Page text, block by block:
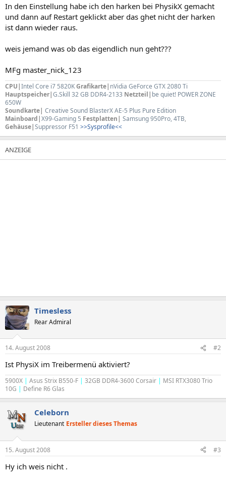
In den Einstellung habe ich den harken bei PhysikX gemacht
und dann auf Restart geklickt aber das ghet nicht der harken
ist dann wieder raus.
weis jemand was ob das eigendlich nun geht???
MFg master_nick_123
CPU|Intel Core i7 5820KGrafikarte| nVidia GeForce GTX 2080 Ti
Hauptspeicher|G.Skill 32 GB DDR4-2133 Netzteil| be quiet! POWER ZONE
650W
Soundkarte| Creative Sound BlasterX AE-5 Plus Pure Edition
Mainboard|X99-Gaming 5 Festplatten| Samsung 950Pro, 4TB,
Gehäuse|Suppressor F51 >>Sysprofile<<
Timesless
Rear Admiral
14. August 2008 #2
Ist PhysiX im Treibermenü aktiviert?
5900X | Asus Strix B550-F | 32GB DDR4-3600 Corsair | MSI RTX3080 Trio
10G | Define R6 Glas
Celeborn
Lieutenant Ersteller dieses Themas
15. August 2008 #3
Hy ich weis nicht .